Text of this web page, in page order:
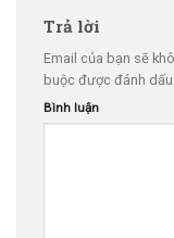
Trả lời
Email của bạn sẽ
buộc được đánh dấu
Bình luận